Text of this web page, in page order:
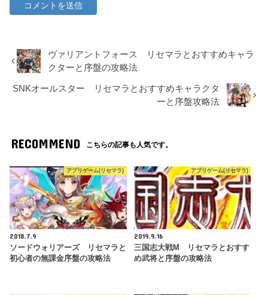
ヴァリアントフォース リセマラとおすすめキャラ
クターと序盤の攻略法
SNKオールスター リセマラとおすすめキャラクタ
ーと序盤攻略法
RECOMMEND こちらの記事も人気です。
アプリゲーム(リセマラ)
2018.7.9
ソードウォリアーズ リセマラと
初心者の無課金序盤の攻略法
アプリゲーム(リセマラ)
2019.9.16
三国志大戦M リセマラとおすす
め武将と序盤の攻略法